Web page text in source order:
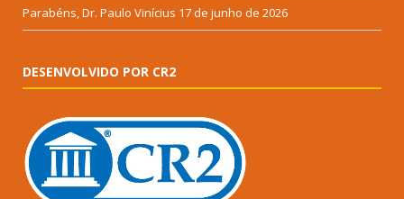
Parabéns, Dr. Paulo Vinícius 17 de junho de 2026
DESENVOLVIDO POR CR2